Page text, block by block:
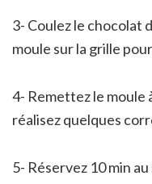
3- Coulez le chocolat
moule sur la grille
4- Remettez le moule
réalisez quelques
5- Réservez 10 min